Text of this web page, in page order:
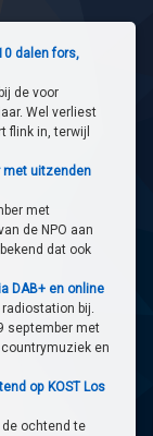
dalen fors,
de voor
Wel verliest
flink in, terwijl
met uitzenden
met
de NPO aan
dat ook
DAB+ en online
bij.
september met
en
op KOST Los
de ochtend te